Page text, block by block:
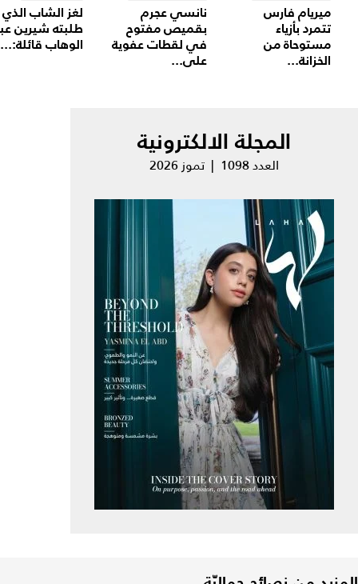
ميريام فارس
تتمرد بأزياء
مستوحاة من
الخزانة...
نانسي عجرم
بقميص مفتوح
في لقطات عفوية
على...
لغز الشاب الذي
طلبته شيرين
الوهاب قائلة:...
المجلة الالكترونية
العدد 1098 | تموز 2026